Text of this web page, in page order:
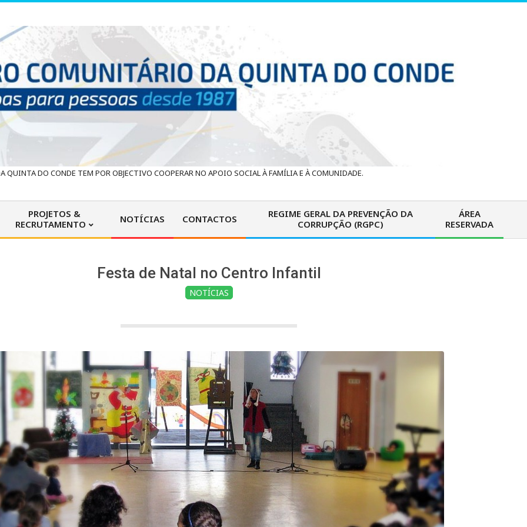
QUINTA DO CONDE TEM POR OBJECTIVO COOPERAR NO APOIO SOCIAL À FAMÍLIA E À COMUNIDADE.
Primary
Navigation
PROJETOS &
RECRUTAMENTO
NOTÍCIAS CONTACTOS
REGIME GERAL DA PREVENÇÃO DA
CORRUPÇÃO (RGPC)
ÁREA
RESERVADA
Festa de Natal no Centro Infantil
NOTÍCIAS